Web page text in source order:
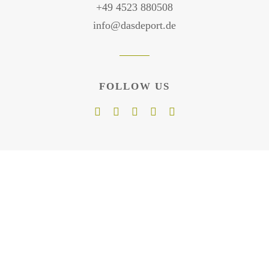
+49 4523 880508
info@dasdeport.de
FOLLOW US